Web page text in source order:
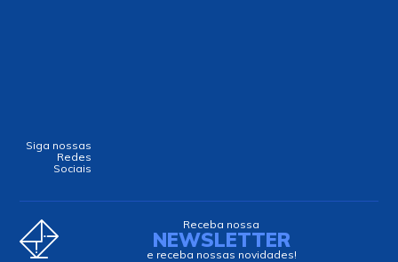
Siga nossas
Redes
Sociais
Receba nossa
NEWSLETTER
e receba nossas novidades!